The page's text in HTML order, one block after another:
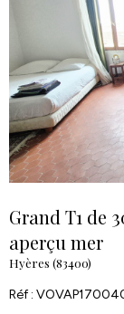
Grand T1 de
aperçu mer
Hyères (83400)
Réf :